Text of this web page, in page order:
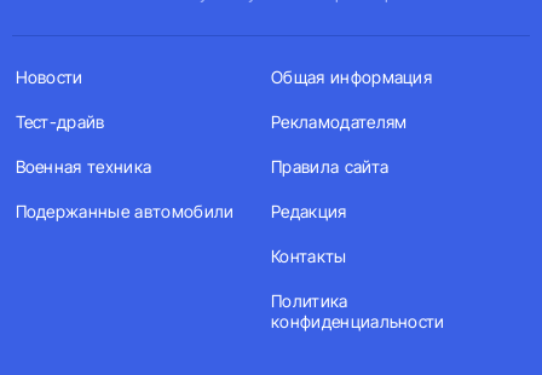
Новости
Тест-драйв
Военная техника
Подержанные автомобили
Общая информация
Рекламодателям
Правила сайта
Редакция
Контакты
Политика
конфиденциальности